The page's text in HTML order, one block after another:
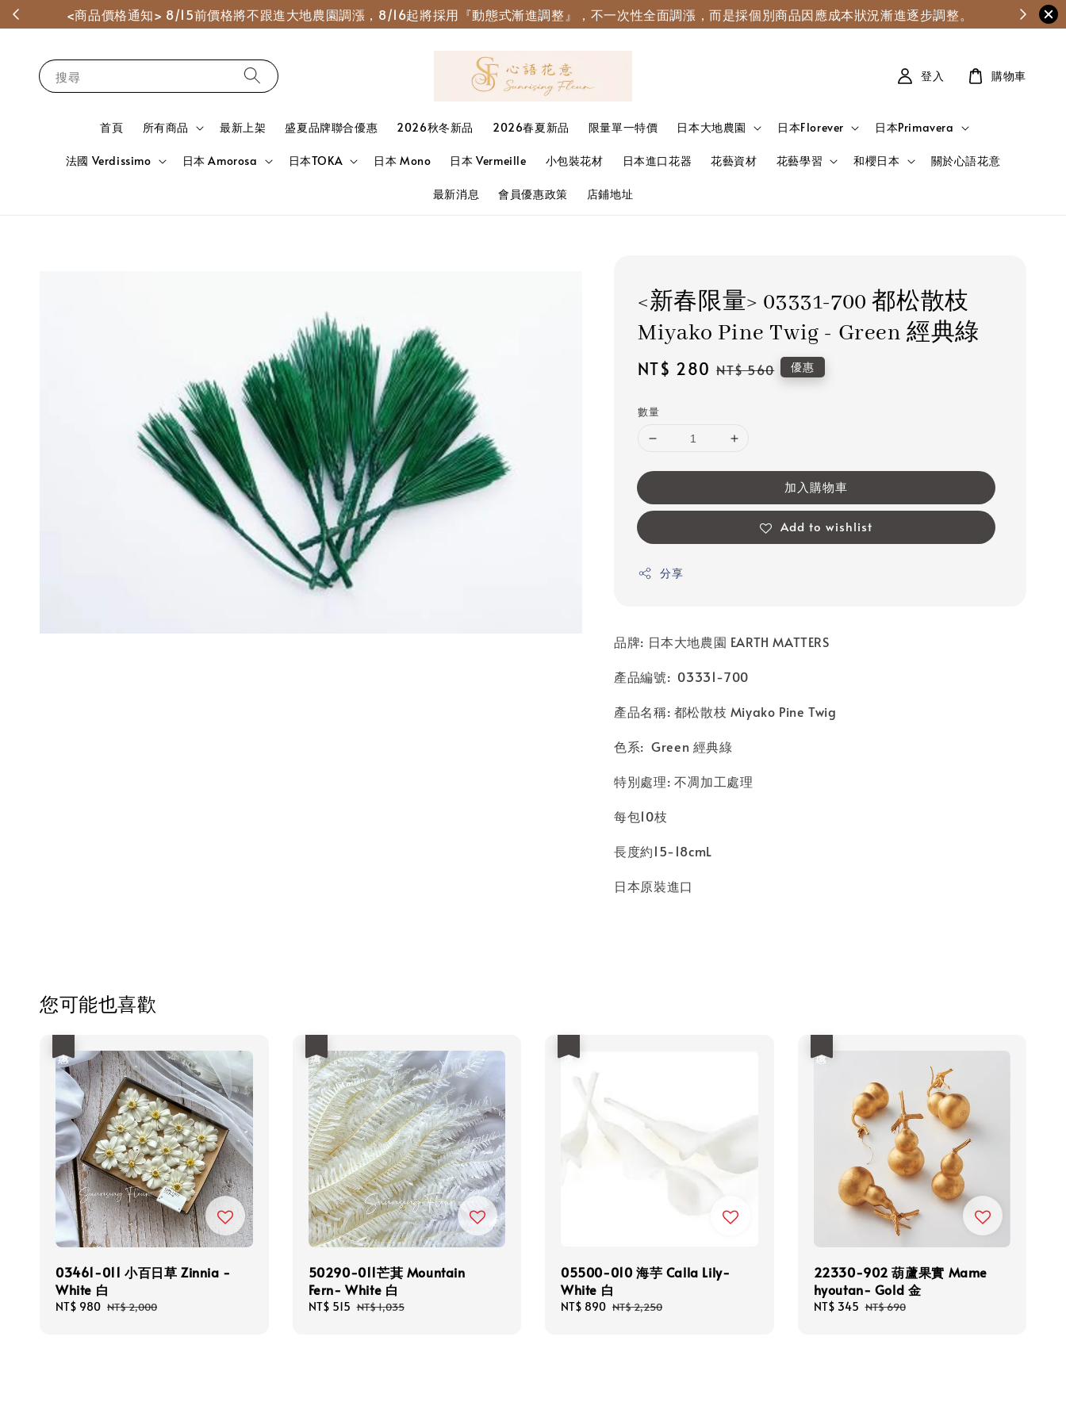
<商品價格通知> 8/15前價格將不跟進大地農園調漲，8/16起將採用『動態式漸進調整』，不一次性全面調漲，而是採個別商品因應成本狀況漸進逐步調整。
搜尋
首頁 所有商品 最新上架 盛夏品牌聯合優惠 2026秋冬新品 2026春夏新品 限量單一特價 日本大地農園 日本Florever 日本Primavera
法國 Verdissimo 日本 Amorosa 日本TOKA 日本 Mono 日本 Vermeille 小包裝花材 日本進口花器 花藝資材 花藝學習 和櫻日本 關於心語花意
最新消息 會員優惠政策 店鋪地址
登入 購物車
<新春限量> 03331-700 都松散枝
Miyako Pine Twig - Green 經典綠
Sale
NT$ 280 Regular
NT$ 560 優惠
數量
加入購物車
Add to wishlist
分享
品牌: 日本大地農園 EARTH MATTERS
產品編號: 03331-700
產品名稱: 都松散枝 Miyako Pine Twig
色系: Green 經典綠
特別處理: 不凋加工處理
每包10枝
長度約15-18cmL
日本原裝進口
您可能也喜歡
03461-011 小百日草 Zinnia -
White 白
Sale
NT$ 980 Regular
NT$ 2,000
50290-011芒萁 Mountain
Fern- White 白
Sale
NT$ 515 Regular
NT$ 1,035
05500-010 海芋 Calla Lily-
White 白
Sale
NT$ 890 Regular
NT$ 2,250
22330-902 葫蘆果實 Mame
hyoutan- Gold 金
Sale
NT$ 345 Regular
NT$ 690